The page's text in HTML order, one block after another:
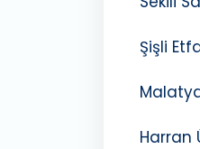
Şişli
Harran